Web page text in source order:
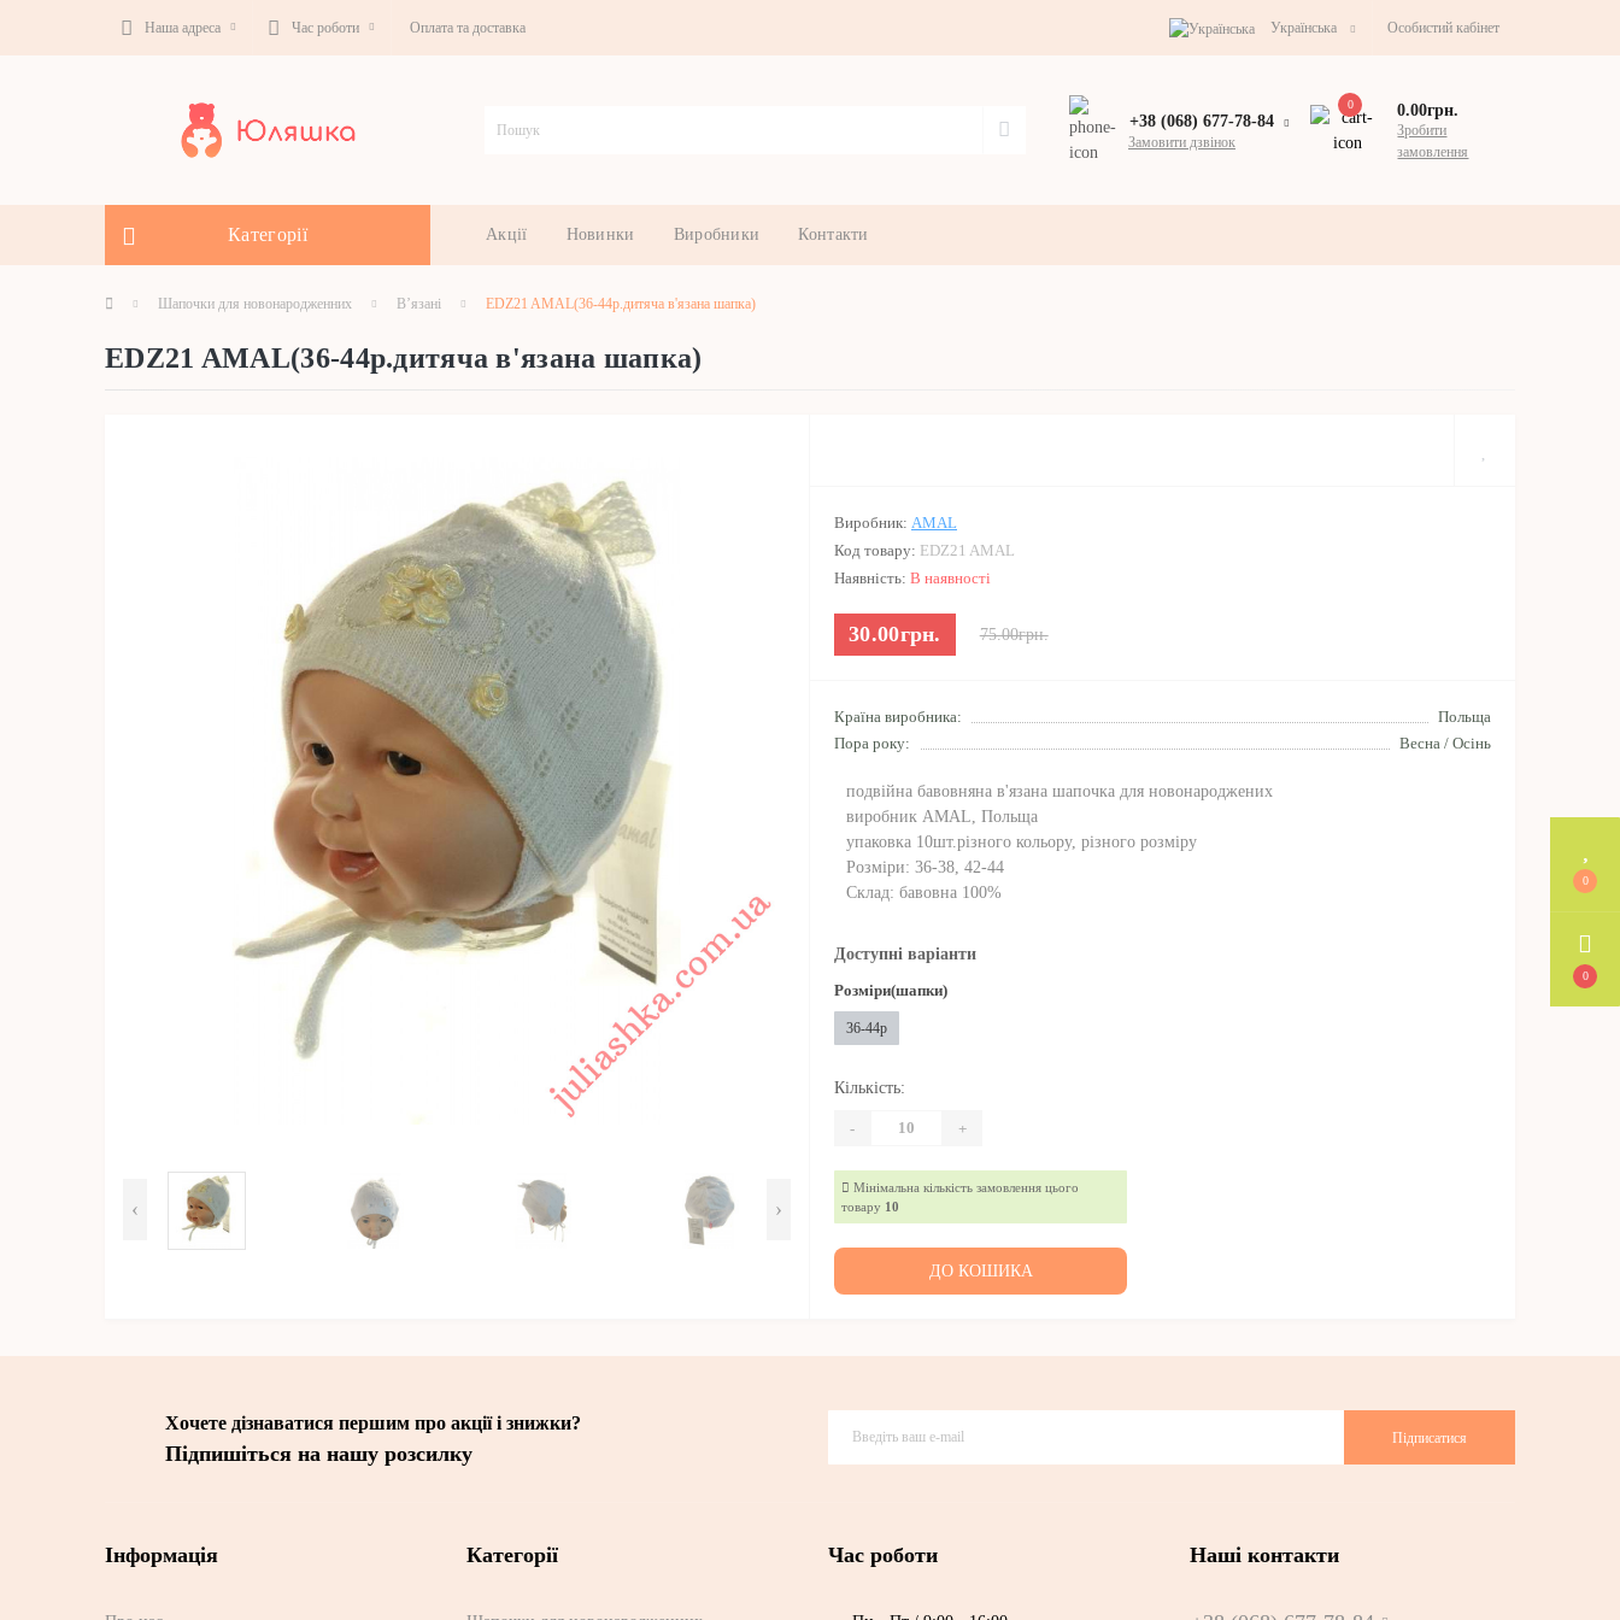
0
0
Наша адреса Час роботи Оплата та доставка Українська Особистий кабінет
+38 (068) 677-78-84
Замовити дзвінок
0 0.00грн.
Зробити
замовлення
Категорії Акції Новинки Виробники Контакти
Шапочки для новонародженних В’язані EDZ21 AMAL(36-44р.дитяча в'язана шапка)
EDZ21 AMAL(36-44р.дитяча в'язана шапка)
‹ ›
Виробник: AMAL
Код товару: EDZ21 AMAL
Наявність: В наявності
30.00грн. 75.00грн.
Країна виробника:
Польща
Пора року:
Весна / Осінь
подвійна бавовняна в'язана шапочка для новонароджених
виробник AMAL, Польща
упаковка 10шт.різного кольору, різного розміру
Розміри: 36-38, 42-44
Склад: бавовна 100%
Доступні варіанти
Розміри(шапки)
36-44р
Кількість:
- +
Мінімальна кількість замовлення цього
товару 10
ДО КОШИКА
Хочете дізнаватися першим про акції і знижки?
Підпишіться на нашу розсилку
Підписатися
Інформація Категорії Час роботи Наші контакти